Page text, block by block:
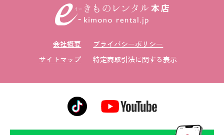
会社概要
プライバシーポリシー
サイトマップ
特定商取引法に関する表示